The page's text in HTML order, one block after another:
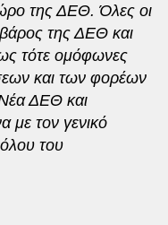
της ΔΕΘ. Όλες οι
βάρος της ΔΕΘ και
τότε ομόφωνες
και των φορέων
ΔΕΘ και
με τον γενικό
του